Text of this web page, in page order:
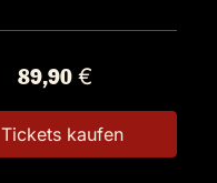
89,90 €
Tickets kaufen